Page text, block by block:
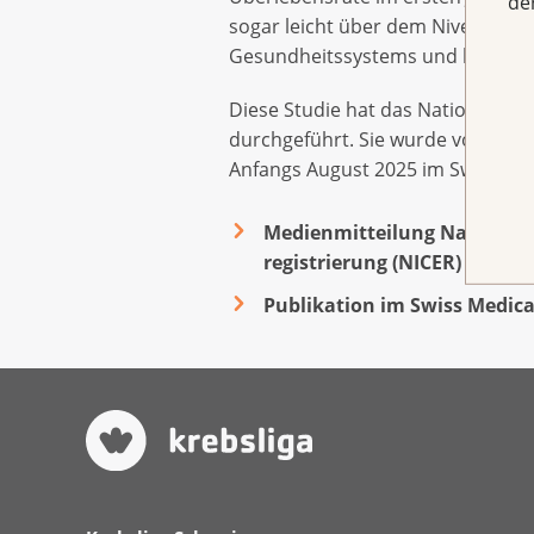
sogar leicht über dem Niveau
Gesundheitssystems und liefern
Diese Studie hat das Nationale
durchgeführt. Sie wurde von der
Anfangs August 2025 im Swiss
Medienmitteilung
registrierung (NICER)
Publikation im Swiss